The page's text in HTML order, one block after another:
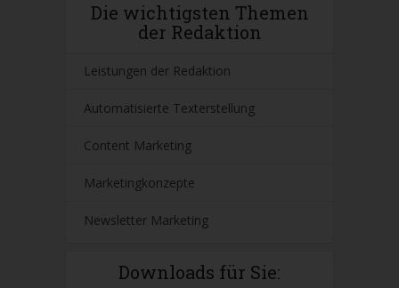
Die wichtigsten Themen
der Redaktion
Leistungen der Redaktion
Automatisierte Texterstellung
Content Marketing
Marketingkonzepte
Newsletter Marketing
Downloads für Sie: